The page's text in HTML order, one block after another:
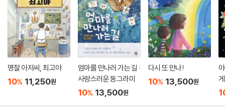
명찰 아저씨, 최고야
10% 11,250원
엄마를 만나러 가는 길 :
사랑스러운 동그라미
10% 13,500원
다시 또 만나!
10% 13,500원
게